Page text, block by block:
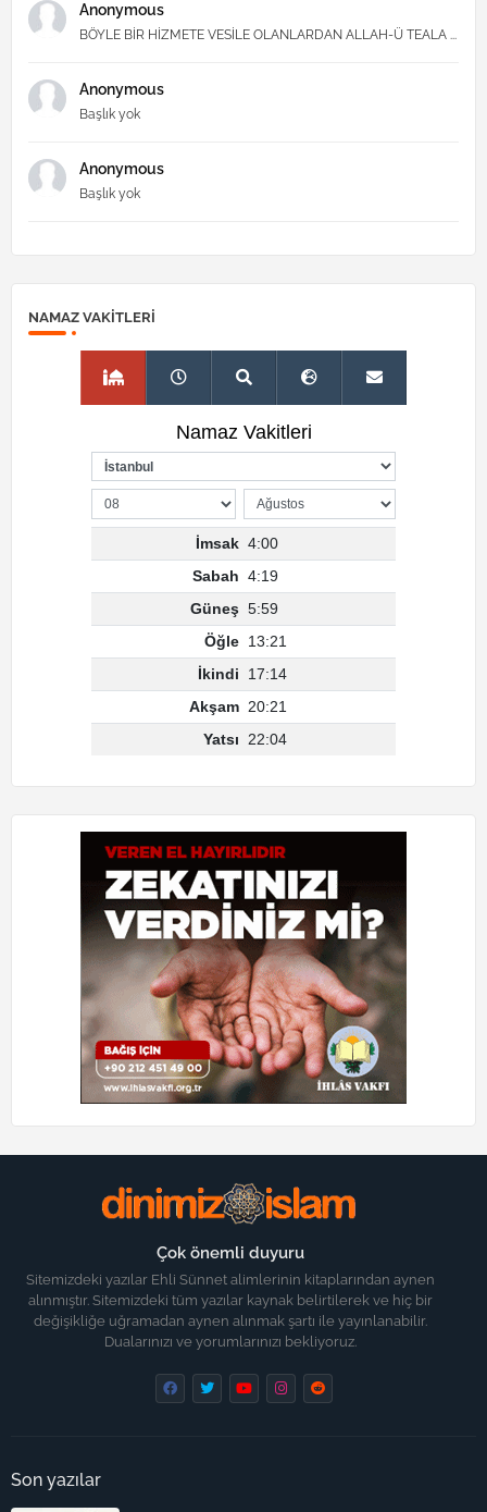
Anonymous
BÖYLE BİR HİZMETE VESİLE OLANLARDAN ALLAH-Ü TEALA ...
Anonymous
Başlık yok
Anonymous
Başlık yok
NAMAZ VAKITLERI
Çok önemli duyuru
Sitemizdeki yazılar Ehli Sünnet alimlerinin kitaplarından aynen
alınmıştır. Sitemizdeki tüm yazılar kaynak belirtilerek ve hiç bir
değişikliğe uğramadan aynen alınmak şartı ile yayınlanabilir.
Dualarınızı ve yorumlarınızı bekliyoruz.
Son yazılar